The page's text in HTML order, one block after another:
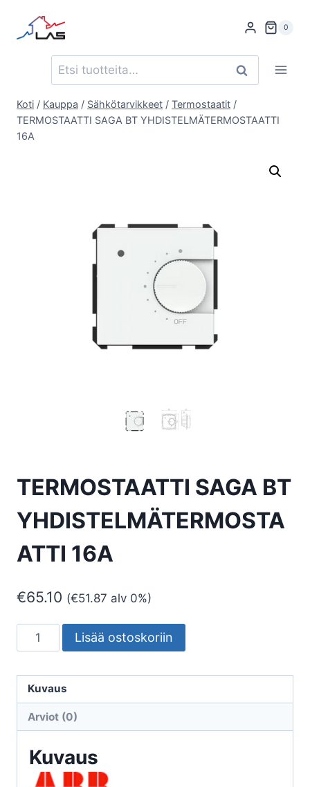
sisältöön
0
Etsi: Haku
Koti / Kauppa / Sähkötarvikkeet / Termostaatit /
TERMOSTAATTI SAGA BT YHDISTELMÄTERMOSTAATTI
16A
TERMOSTAATTI SAGA BT
YHDISTELMÄTERMOSTA
ATTI 16A
€65.10 (€51.87 alv 0%)
TERMOSTAATTI
SAGA
YHDISTELMÄTERMOSTAATTI
16A
määrä
Lisää ostoskoriin
Kuvaus
Arviot (0)
Kuvaus